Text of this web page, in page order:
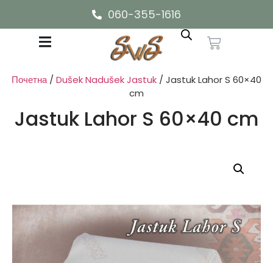
060-355-1616
Почетна/Dušek Nadušek Jastuk / Jastuk Lahor S 60×40
cm
Jastuk Lahor S 60×40 cm